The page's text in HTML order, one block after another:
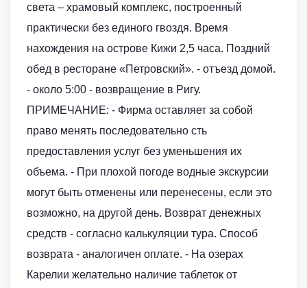
света – храмовый комплекс, построенный
практически без единого гвоздя. Время
нахождения на острове Кижи 2,5 часа. Поздний
обед в ресторане «Петровский». - отъезд домой.
- около 5:00 - возвращение в Ригу.
ПРИМЕЧАНИЕ: - Фирма оставляет за собой
право менять последовательно сть
предоставления услуг без уменьшения их
объема. - При плохой погоде водные экскурсии
могут быть отменены или перенесены, если это
возможно, на другой день. Возврат денежных
средств - согласно калькуляции тура. Способ
возврата - аналогичен оплате. - На озерах
Карелии желательно наличие таблеток от